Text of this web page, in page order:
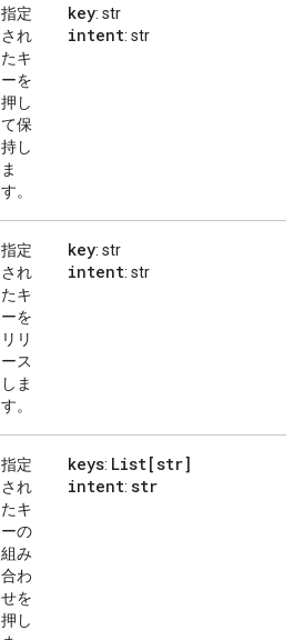
指定
され
たキ
ーを
押し
て保
持し
ま
す。
key: str
intent: str
指定
され
たキ
ーを
リリ
ース
しま
す。
key: str
intent: str
指定
され
たキ
ーの
組み
合わ
せを
押し
keys: List[str]
intent: str